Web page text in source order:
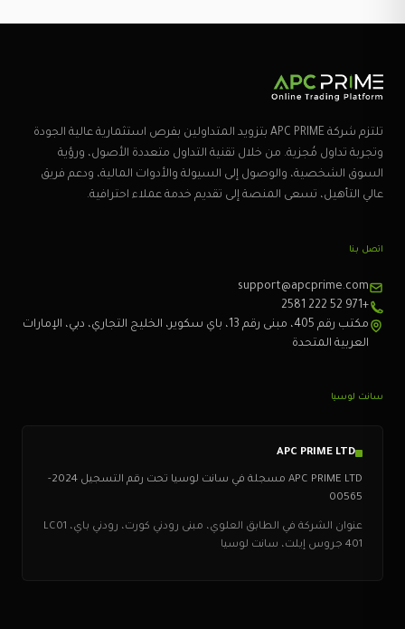
تلتزم شركة APC PRIME بتزويد المتداولين بفرص استثمارية عالية الجودة
وتجربة تداول مُجزية. من خلال تقنية التداول متعددة الأصول، ورؤية
السوق الشخصية، والوصول إلى السيولة والأدوات المالية، ودعم فريق
عالي التأهيل، تسعى المنصة إلى تقديم خدمة عملاء احترافية.
اتصل بنا
support@apcprime.com
+971 52 222 2581
مكتب رقم 405، مبنى رقم 13، باي سكوير، الخليج التجاري، دبي، الإمارات
العربية المتحدة
سانت لوسيا
APC PRIME LTD
APC PRIME LTD مسجلة في سانت لوسيا تحت رقم التسجيل 2024-
00565
عنوان الشركة في الطابق العلوي، مبنى رودني كورت، رودني باي، LC01
401 جروس إيلت، سانت لوسيا